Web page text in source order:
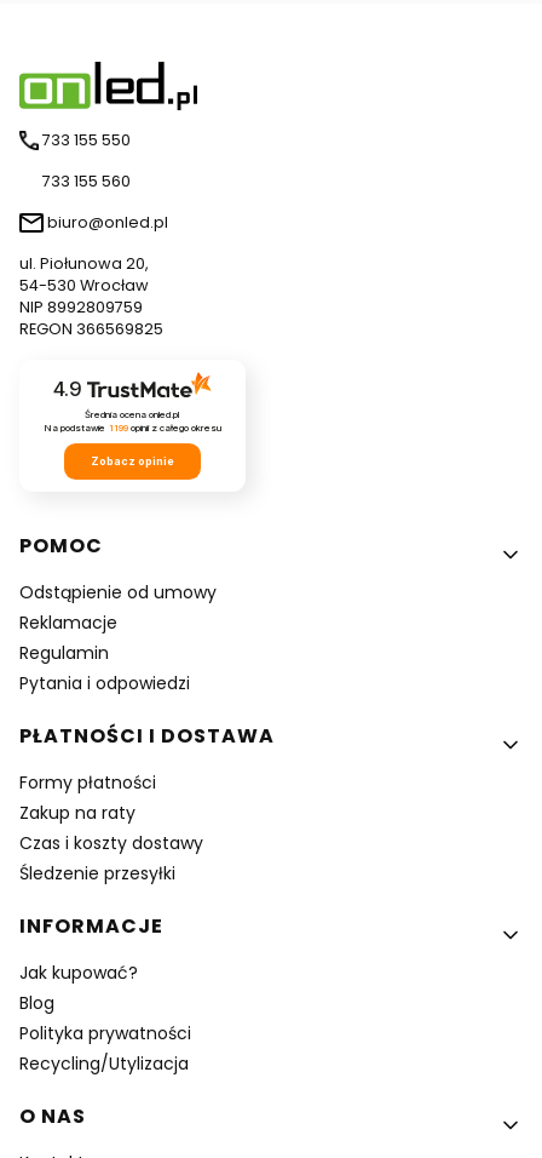
733 155 550
733 155 560
biuro@onled.pl
ul. Piołunowa 20,
54-530 Wrocław
NIP 8992809759
REGON 366569825
4.9
Średnia ocena onled.pl
Na podstawie 1199opinii z całego okresu
Zobacz opinie
Linki w stopce
POMOC
Odstąpienie od umowy
Reklamacje
Regulamin
Pytania i odpowiedzi
PŁATNOŚCI I DOSTAWA
Formy płatności
Zakup na raty
Czas i koszty dostawy
Śledzenie przesyłki
INFORMACJE
Jak kupować?
Blog
Polityka prywatności
Recycling/Utylizacja
O NAS